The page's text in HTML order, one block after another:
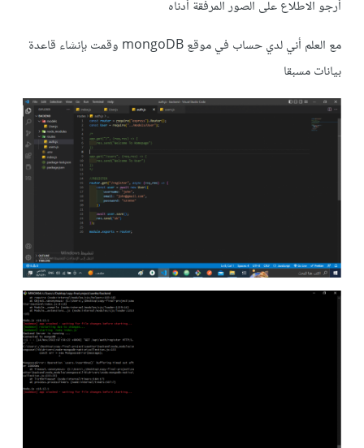
أرجو الاطلاع على الصور المرفقة أدناه
مع العلم أني لدي حساب في موقع mongoDB وقمت بإنشاء قاعدة
بيانات مسبقا